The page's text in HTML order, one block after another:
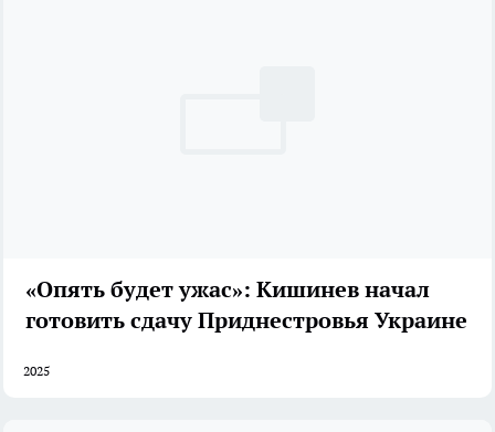
«Опять будет ужас»: Кишинев начал
готовить сдачу Приднестровья Украине
2025